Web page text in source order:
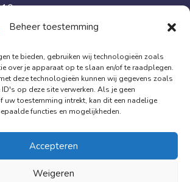
Beheer toestemming
te bieden, gebruiken wij technologieën zoals
over je apparaat op te slaan en/of te raadplegen.
deze technologieën kunnen wij gegevens zoals
op deze site verwerken. Als je geen
uw toestemming intrekt, kan dit een nadelige
functies en mogelijkheden.
Accepteren
Weigeren
& schoonmaak
diensten